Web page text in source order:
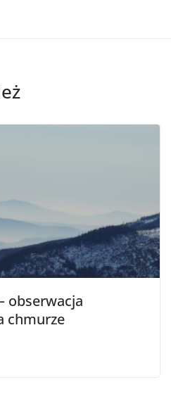
obserwacja
chmurze